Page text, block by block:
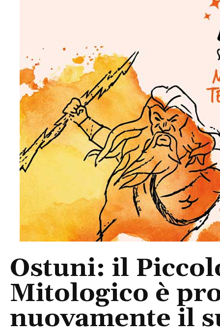
Ostuni: il
Mitologico è
nuovamente il